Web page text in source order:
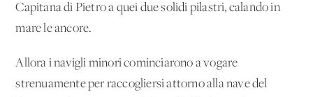
Capitana di Pietro a quei due solidi pilastri, calando in
mare le ancore.
Allora i navigli minori cominciarono a vogare
strenuamente per raccogliersi attorno alla nave del